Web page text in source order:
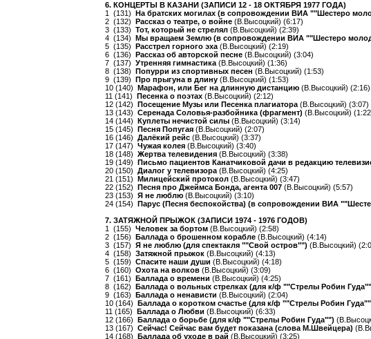
6. КОНЦЕРТЫ В КАЗАНИ (ЗАПИСИ 12 - 18 ОКТЯБРЯ 1977 ГОДА)
1 (131) На братских могилах (в сопровождении ВИА ""Шестеро
2 (132) Рассказ о театре, о войне (В.Высоцкий) (6:17)
3 (133) Тот, который не стрелял (В.Высоцкий) (2:39)
4 (134) Мы вращаем Землю (в сопровождении ВИА ""Шестеро
5 (135) Расстрел горного эха (В.Высоцкий) (2:19)
6 (136) Рассказ об авторской песне (В.Высоцкий) (3:04)
7 (137) Утренняя гимнастика (В.Высоцкий) (1:36)
8 (138) Попурри из спортивных песен (В.Высоцкий) (1:53)
9 (139) Про прыгуна в длину (В.Высоцкий) (1:53)
10 (140) Марафон, или Бег на длинную дистанцию (В.Высоцкий) (2:16)
11 (141) Песенка о поэтах (В.Высоцкий) (2:12)
12 (142) Посещение Музы или Песенка плагиатора (В.Высоцкий) (3:07)
13 (143) Серенада Соловья-разбойника (фрагмент) (В.Высоцкий)
14 (144) Куплеты нечистой силы (В.Высоцкий) (3:14)
15 (145) Песня Попугая (В.Высоцкий) (2:07)
16 (146) Далёкий рейс (В.Высоцкий) (3:37)
17 (147) Чужая колея (В.Высоцкий) (3:40)
18 (148) Жертва телевидения (В.Высоцкий) (3:38)
19 (149) Письмо пациентов Канатчиковой дачи в редакцию
20 (150) Диалог у телевизора (В.Высоцкий) (4:25)
21 (151) Милицейский протокол (В.Высоцкий) (3:47)
22 (152) Песня про Джеймса Бонда, агента 007 (В.Высоцкий) (5:57)
23 (153) Я не люблю (В.Высоцкий) (3:10)
24 (154) Парус (Песня беспокойства) (в сопровождении ВИА
7. ЗАТЯЖНОЙ ПРЫЖОК (ЗАПИСИ 1974 - 1976 ГОДОВ)
1 (155) Человек за бортом (В.Высоцкий) (2:58)
2 (156) Баллада о брошенном корабле (В.Высоцкий) (4:14)
3 (157) Я не люблю (для спектакля ""Свой остров"") (В.Высоцкий)
4 (158) Затяжной прыжок (В.Высоцкий) (4:13)
5 (159) Спасите наши души (В.Высоцкий) (4:18)
6 (160) Охота на волков (В.Высоцкий) (3:09)
7 (161) Баллада о времени (В.Высоцкий) (4:25)
8 (162) Баллада о вольных стрелках (для к/ф ""Стрелы Робин
9 (163) Баллада о ненависти (В.Высоцкий) (2:04)
10 (164) Баллада о коротком счастье (для к/ф ""Стрелы Робин
11 (165) Баллада о Любви (В.Высоцкий) (6:33)
12 (166) Баллада о борьбе (для к/ф ""Стрелы Робин Гуда"")
13 (167) Сейчас! Cейчас вам будет показана (слова М.Швейцера)
14 (168) Баллада об уходе в рай (В.Высоцкий) (3:25)